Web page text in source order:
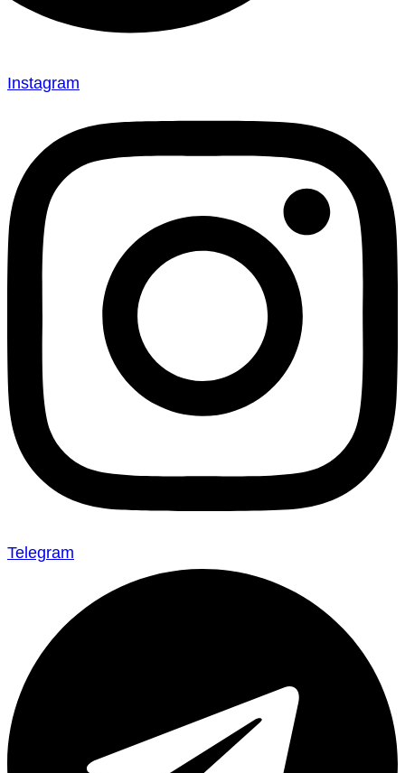
Instagram
Telegram